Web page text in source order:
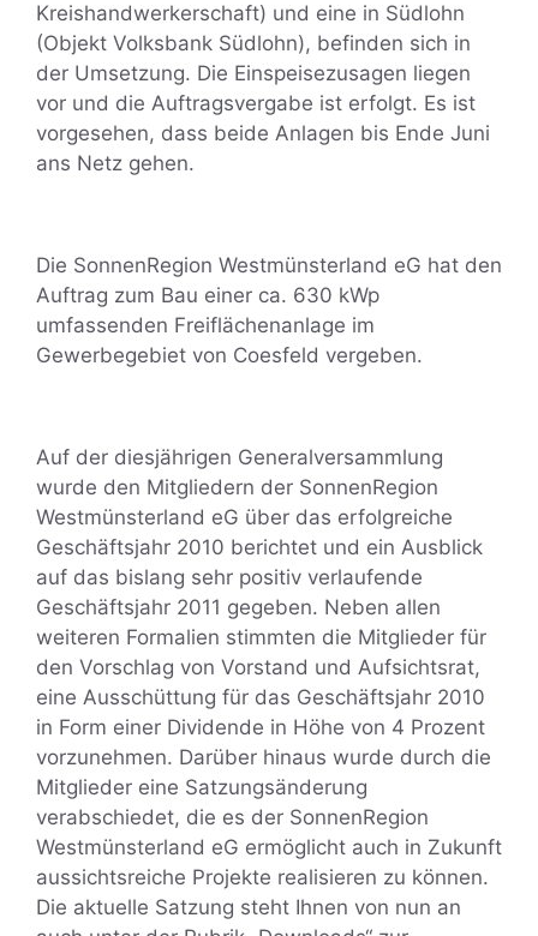
Kreishandwerkerschaft) und eine in Südlohn
(Objekt Volksbank Südlohn), befinden sich in
der Umsetzung. Die Einspeisezusagen liegen
vor und die Auftragsvergabe ist erfolgt. Es ist
vorgesehen, dass beide Anlagen bis Ende Juni
ans Netz gehen.
Die SonnenRegion Westmünsterland eG hat den
Auftrag zum Bau einer ca. 630 kWp
umfassenden Freiflächenanlage im
Gewerbegebiet von Coesfeld vergeben.
Auf der diesjährigen Generalversammlung
wurde den Mitgliedern der SonnenRegion
Westmünsterland eG über das erfolgreiche
Geschäftsjahr 2010 berichtet und ein Ausblick
auf das bislang sehr positiv verlaufende
Geschäftsjahr 2011 gegeben. Neben allen
weiteren Formalien stimmten die Mitglieder für
den Vorschlag von Vorstand und Aufsichtsrat,
eine Ausschüttung für das Geschäftsjahr 2010
in Form einer Dividende in Höhe von 4 Prozent
vorzunehmen. Darüber hinaus wurde durch die
Mitglieder eine Satzungsänderung
verabschiedet, die es der SonnenRegion
Westmünsterland eG ermöglicht auch in Zukunft
aussichtsreiche Projekte realisieren zu können.
Die aktuelle Satzung steht Ihnen von nun an